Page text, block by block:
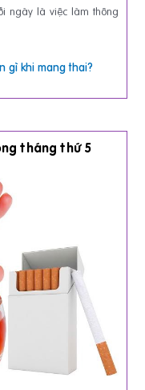
ngày là việc làm thông
gì khi mang thai?
tháng thứ 5